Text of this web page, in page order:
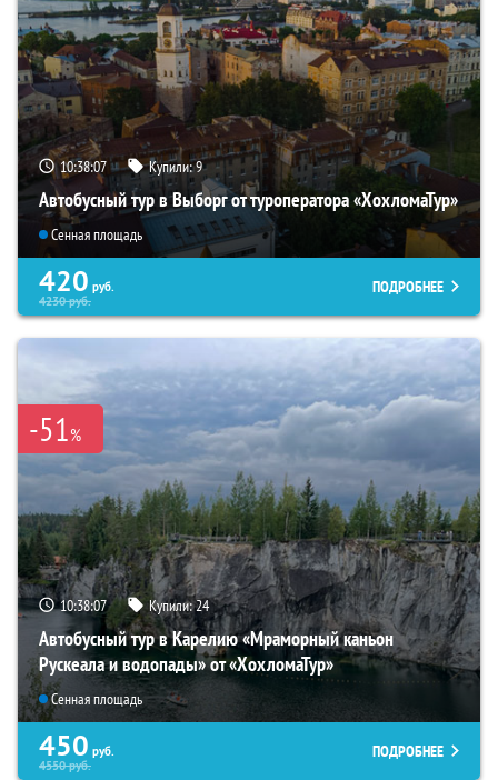
10:38:05 Купили:9
Автобусный тур в Выборг от туроператора «ХохломаТур»
Сенная площадь
420 руб.
4230руб.
ПОДРОБНЕЕ
-51%
10:38:05 Купили:24
Автобусный тур в Карелию «Мраморный каньон
Рускеала и водопады» от «ХохломаТур»
Сенная площадь
450 руб.
4550руб.
ПОДРОБНЕЕ